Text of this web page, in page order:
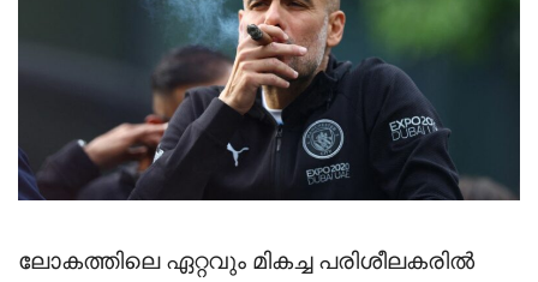
ലോകത്തിലെ ഏറ്റവും മികച്ച പരിശീലകരിൽ